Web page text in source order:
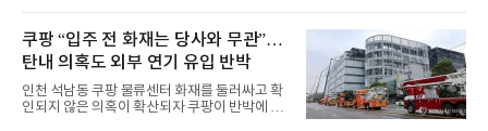
라 극장을 모티브로 한 데코레이션으로 구성됐
다. 무대 공간 및 티켓 박스
필먼트서비스(CFS)가 지난 28일부터 화재 피해
주민을 대상으로 전문 출장 청소서비스 지원에
나섬으로써 본격적인 지역사회 복구 작업이 시
작된 것이다.대피소 주민 중심 청소 접수, 첫날
부터 2가구 지원 완료CFS는 신현초등학교, 신
현북초등학교, 신현여자중학교 등 인천 서해구
관내 임시 대피소 3곳에서 체류해온 화재 피해
쿠팡 “입주 전 화재는 당사와 무관”…
탄내 의혹도 외부 연기 유입 반박
인천 석남동 쿠팡 물류센터 화재를 둘러싸고 확
인되지 않은 의혹이 확산되자 쿠팡이 반박에 나